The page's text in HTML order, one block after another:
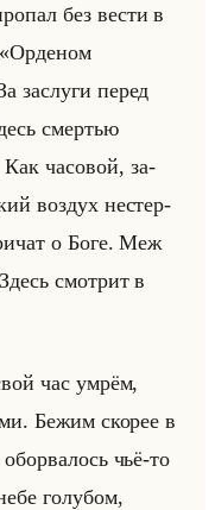
без вести в
заслуги перед
смер­тью
ча­со­вой, за­
воз­дух нестер­
о Боге. Меж
смот­рит в
час умрём,
Бежим ско­рее в
чьё-то
го­лу­бом,